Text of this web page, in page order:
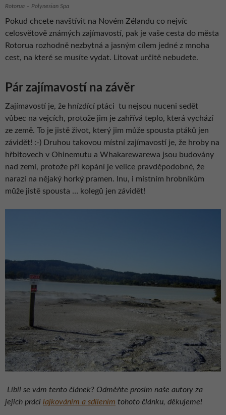
Rotorua – Polynesian Spa
Pokud chcete navštívit na Novém Zélandu co nejvíc
celosvětově známých zajímavostí, pak je vaše cesta do města
Rotorua rozhodně nezbytná a jasným cílem jedné z mnoha
cest, na které se musíte vydat. Litovat určitě nebudete.
Pár zajímavostí na závěr
Zajímavostí je, že hnízdící ptáci tu nejsou nuceni sedět
vůbec na vejcích, protože jim je zahřívá teplo, která vychází
ze země. To je jistě život, který jim může spousta ptáků jen
závidět! :-) Druhou takovou místní zajímavostí je, že hroby na
hřbitovech v Ohinemutu a Whakarewarewa jsou budovány
nad zemí, protože při kopání je velice pravděpodobné, že
narazí na nějaký horký pramen. Inu, i místním hrobníkům
může jistě spousta … kolegů jen závidět!
Líbil se vám tento článek? Odměňte prosím naše autory za
jejich práci lajkováním a sdílením tohoto článku, děkujeme!